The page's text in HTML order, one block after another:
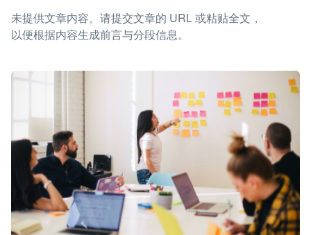
未提供文章内容。请提交文章的 URL 或粘贴全文，
以便根据内容生成前言与分段信息。